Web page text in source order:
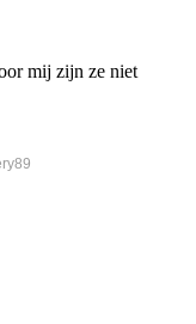
mij zijn ze niet